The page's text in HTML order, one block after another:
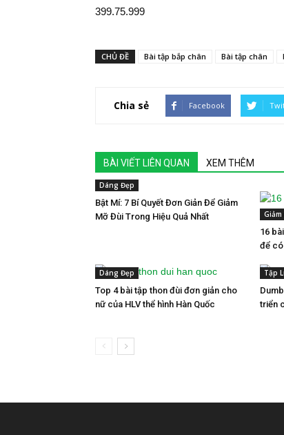
399.75.999
CHỦ ĐỀ Bài tập bắp chân Bài tập chân
Chia sẻ Facebook
BÀI VIẾT LIÊN QUAN XEM THÊM
Dáng Đẹp
Bật Mí: 7 Bí Quyết Đơn Giản Để Giảm
Mỡ Đùi Trong Hiệu Quả Nhất
Giảm
16
để
Dáng Đẹp
Top 4 bài tập thon đùi đơn giản cho
nữ của HLV thể hình Hàn Quốc
Tập
triển